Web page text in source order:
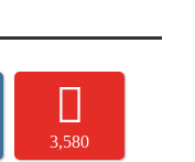
3,580